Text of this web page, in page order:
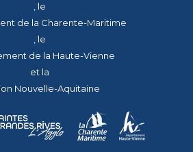
, le
de la Charente-Maritime
, le
de la Haute-Vienne
et la
Nouvelle-Aquitaine